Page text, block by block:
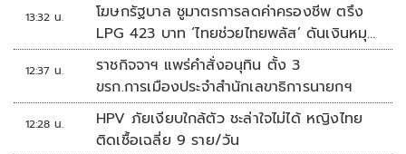
13:32 น.
โฆษกรัฐบาล ชูมาตรการลดค่าครองชีพ ตรึง
LPG 423 บาท ‘ไทยช่วยไทยพลัส’ ดันเงินหมุน
แสนล้าน
12:37 น.
ราชกิจจาฯ แพร่คำสั่งอนุทิน ตั้ง 3
ขรก.การเมืองประจำสำนักเลขาธิการนายกฯ
12:28 น.
HPV ภัยเงียบใกล้ตัว ชะล่าใจไม่ได้ หญิงไทย
ติดเชื้อเฉลี่ย 9 ราย/วัน